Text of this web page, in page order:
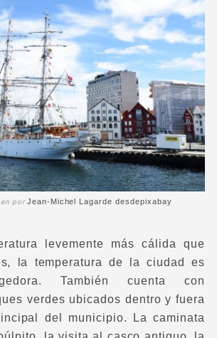
por Jean-Michel Lagarde desdepixabay
levemente más cálida que
la temperatura de la ciudad es
También cuenta con
verdes ubicados dentro y fuera
del municipio. La caminata